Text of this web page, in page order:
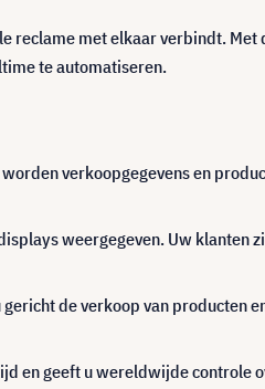
reclame met elkaar verbindt. Met
te automatiseren.
verkoopgegevens en
weergegeven. Uw klanten
de verkoop van producten
en geeft u wereldwijde controle